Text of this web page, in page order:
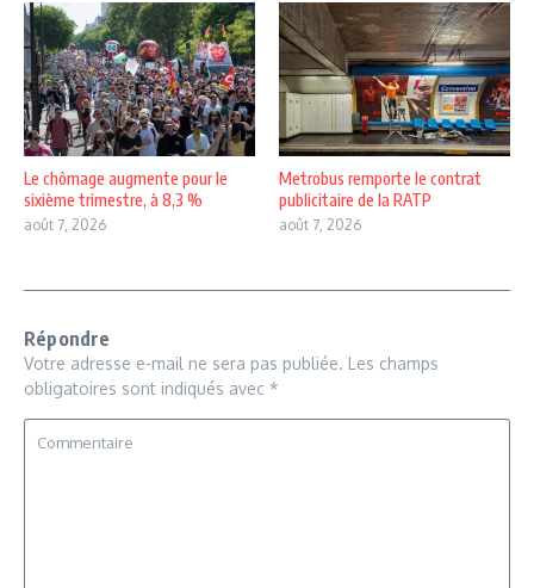
Le chômage augmente pour le
sixième trimestre, à 8,3 %
août 7, 2026
Metrobus remporte le contrat
publicitaire de la RATP
août 7, 2026
Répondre
Votre adresse e-mail ne sera pas publiée. Les champs
obligatoires sont indiqués avec *